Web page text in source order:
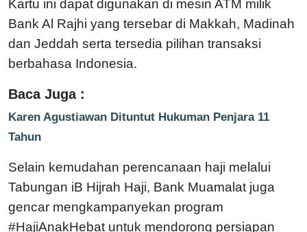
Kartu ini dapat digunakan di mesin ATM milik
Bank Al Rajhi yang tersebar di Makkah, Madinah
dan Jeddah serta tersedia pilihan transaksi
berbahasa Indonesia.
Baca Juga :
Karen Agustiawan Dituntut Hukuman Penjara 11
Tahun
Selain kemudahan perencanaan haji melalui
Tabungan iB Hijrah Haji, Bank Muamalat juga
gencar mengkampanyekan program
#HajiAnakHebat untuk mendorong persiapan